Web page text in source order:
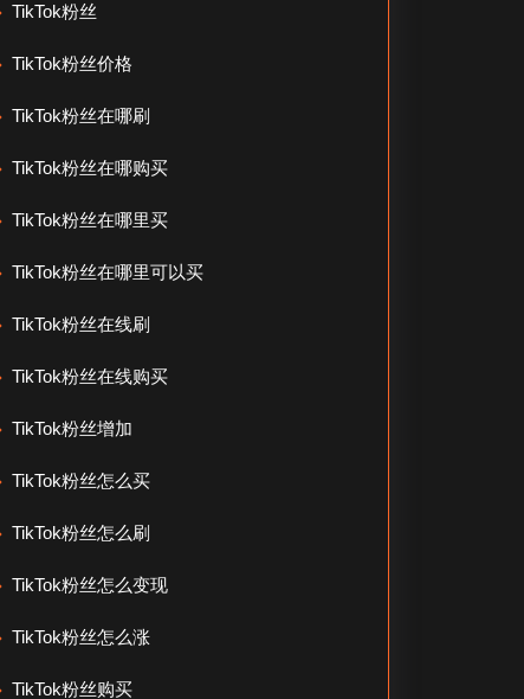
TikTok粉丝
TikTok粉丝价格
TikTok粉丝在哪刷
TikTok粉丝在哪购买
TikTok粉丝在哪里买
TikTok粉丝在哪里可以买
TikTok粉丝在线刷
TikTok粉丝在线购买
TikTok粉丝增加
TikTok粉丝怎么买
TikTok粉丝怎么刷
TikTok粉丝怎么变现
TikTok粉丝怎么涨
TikTok粉丝购买